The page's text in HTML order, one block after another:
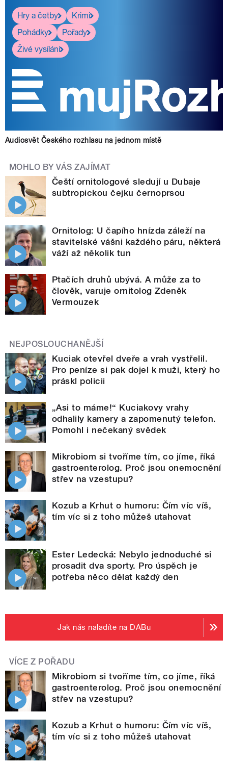
Hry a četby
Krimi
Pohádky
Pořady
Živé vysílání
Audiosvět Českého rozhlasu na jednom místě
MOHLO BY VÁS ZAJÍMAT
Čeští ornitologové sledují u Dubaje
subtropickou čejku černoprsou
Ornitolog: U čapího hnízda záleží na
stavitelské vášni každého páru, některá
váží až několik tun
Ptačích druhů ubývá. A může za to
člověk, varuje ornitolog Zdeněk
Vermouzek
NEJPOSLOUCHANĚJŠÍ
Kuciak otevřel dveře a vrah vystřelil.
Pro peníze si pak dojel k muži, který ho
práskl policii
„Asi to máme!“ Kuciakovy vrahy
odhalily kamery a zapomenutý telefon.
Pomohl i nečekaný svědek
Mikrobiom si tvoříme tím, co jíme, říká
gastroenterolog. Proč jsou onemocnění
střev na vzestupu?
Kozub a Krhut o humoru: Čím víc víš,
tím víc si z toho můžeš utahovat
Ester Ledecká: Nebylo jednoduché si
prosadit dva sporty. Pro úspěch je
potřeba něco dělat každý den
Jak nás naladíte na DABu
VÍCE Z POŘADU
Mikrobiom si tvoříme tím, co jíme, říká
gastroenterolog. Proč jsou onemocnění
střev na vzestupu?
Kozub a Krhut o humoru: Čím víc víš,
tím víc si z toho můžeš utahovat